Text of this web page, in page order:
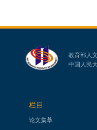
教育部人
中国人民
栏目
论文集萃